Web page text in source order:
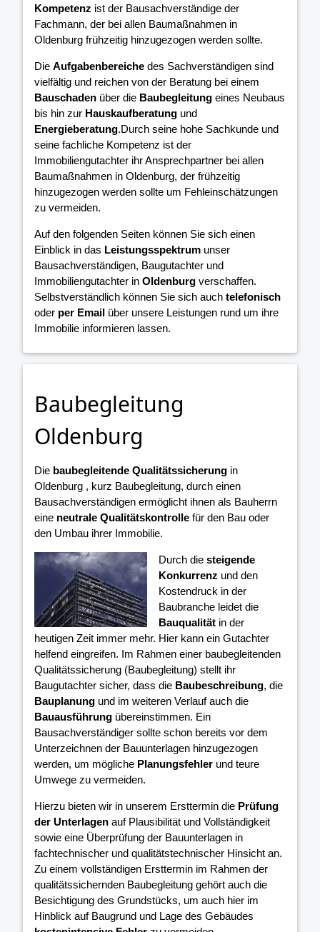
Kompetenz ist der Bausachverständige der
Fachmann, der bei allen Baumaßnahmen in
Oldenburg frühzeitig hinzugezogen werden sollte.
Die Aufgabenbereiche des Sachverständigen sind
vielfältig und reichen von der Beratung bei einem
Bauschaden über die Baubegleitung eines Neubaus
bis hin zur Hauskaufberatung und
Energieberatung.Durch seine hohe Sachkunde und
seine fachliche Kompetenz ist der
Immobiliengutachter ihr Ansprechpartner bei allen
Baumaßnahmen in Oldenburg, der frühzeitig
hinzugezogen werden sollte um Fehleinschätzungen
zu vermeiden.
Auf den folgenden Seiten können Sie sich einen
Einblick in das Leistungsspektrum unser
Bausachverständigen, Baugutachter und
Immobiliengutachter in Oldenburg verschaffen.
Selbstverständlich können Sie sich auch telefonisch
oder per Email über unsere Leistungen rund um ihre
Immobilie informieren lassen.
Baubegleitung
Oldenburg
Die baubegleitende Qualitätssicherung in
Oldenburg , kurz Baubegleitung, durch einen
Bausachverständigen ermöglicht ihnen als Bauherrn
eine neutrale Qualitätskontrolle für den Bau oder
den Umbau ihrer Immobilie.
Durch diesteigende
Konkurrenz und den
Kostendruck in der
Baubranche leidet die
Bauqualität in der
heutigen Zeit immer mehr. Hier kann ein Gutachter
helfend eingreifen. Im Rahmen einer baubegleitenden
Qualitätssicherung (Baubegleitung) stellt ihr
Baugutachter sicher, dass die Baubeschreibung, die
Bauplanung und im weiteren Verlauf auch die
Bauausführung übereinstimmen. Ein
Bausachverständiger sollte schon bereits vor dem
Unterzeichnen der Bauunterlagen hinzugezogen
werden, um mögliche Planungsfehler und teure
Umwege zu vermeiden.
Hierzu bieten wir in unserem Ersttermin die Prüfung
der Unterlagen auf Plausibilität und Vollständigkeit
sowie eine Überprüfung der Bauunterlagen in
fachtechnischer und qualitätstechnischer Hinsicht an.
Zu einem vollständigen Ersttermin im Rahmen der
qualitätssichernden Baubegleitung gehört auch die
Besichtigung des Grundstücks, um auch hier im
Hinblick auf Baugrund und Lage des Gebäudes